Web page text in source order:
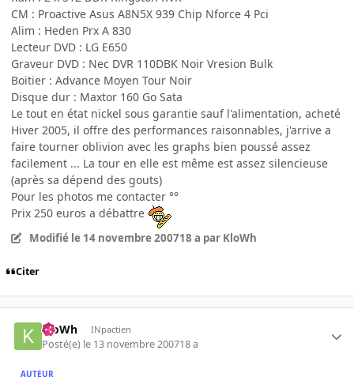
CM : Proactive Asus A8N5X 939 Chip Nforce 4 Pci
Alim : Heden Prx A 830
Lecteur DVD : LG E650
Graveur DVD : Nec DVR 110DBK Noir Vresion Bulk
Boitier : Advance Moyen Tour Noir
Disque dur : Maxtor 160 Go Sata
Le tout en état nickel sous garantie sauf l'alimentation, acheté
Hiver 2005, il offre des performances raisonnables, j'arrive a
faire tourner oblivion avec les graphs bien poussé assez
facilement ... La tour en elle est même est assez silencieuse
(après sa dépend des gouts)
Pour les photos me contacter °°
Prix 250 euros a débattre
Modifié le 14 novembre 200718 a par KloWh
Citer
KloWh INpactien
Posté(e) le 13 novembre 200718 a
AUTEUR